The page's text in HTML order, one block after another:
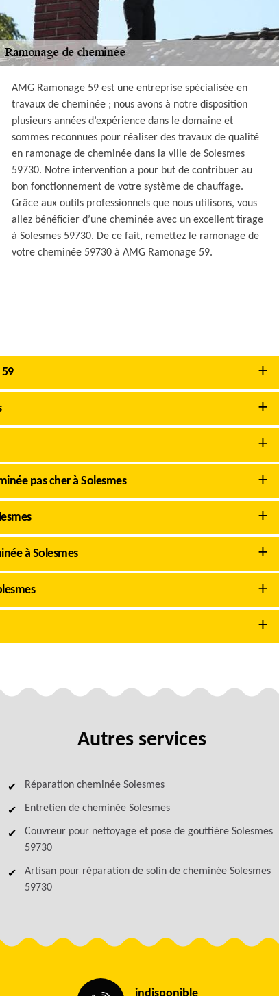
AMG Ramonage 59 est une entreprise spécialisée en
travaux de cheminée ; nous avons à notre disposition
plusieurs années d’expérience dans le domaine et
sommes reconnues pour réaliser des travaux de qualité
en ramonage de cheminée dans la ville de Solesmes
59730. Notre intervention a pour but de contribuer au
bon fonctionnement de votre système de chauffage.
Grâce aux outils professionnels que nous utilisons, vous
allez bénéficier d’une cheminée avec un excellent tirage
à Solesmes 59730. De ce fait, remettez le ramonage de
votre cheminée 59730 à AMG Ramonage 59.
pas cher à Solesmes
à Solesmes
Autres services
Réparation cheminée Solesmes
Entretien de cheminée Solesmes
Couvreur pour nettoyage et pose de gouttière Solesmes
59730
Artisan pour réparation de solin de cheminée Solesmes
59730